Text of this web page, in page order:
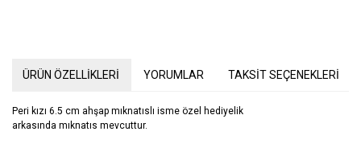
ÜRÜN ÖZELLİKLERİ YORUMLAR TAKSİT SEÇENEKLERİ
Peri kızı 6.5 cm ahşap mıknatıslı isme özel hediyelik
arkasında mıknatıs mevcuttur.